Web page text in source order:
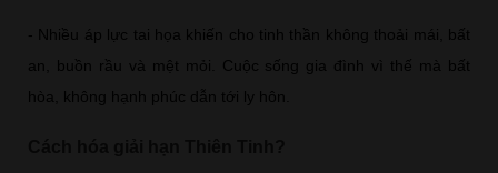
- Nhiều áp lực tai họa khiến cho tinh thần không thoải mái, bất
an, buồn rầu và mệt mỏi. Cuộc sống gia đình vì thế mà bất
hòa, không hạnh phúc dẫn tới ly hôn.